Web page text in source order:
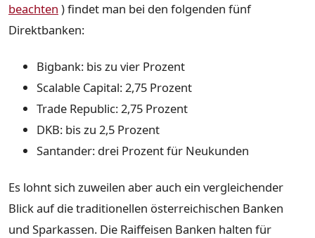
beachten ) findet man bei den folgenden fünf
Direktbanken:
Bigbank: bis zu vier Prozent
Scalable Capital: 2,75 Prozent
Trade Republic: 2,75 Prozent
DKB: bis zu 2,5 Prozent
Santander: drei Prozent für Neukunden
Es lohnt sich zuweilen aber auch ein vergleichender
Blick auf die traditionellen österreichischen Banken
und Sparkassen. Die Raiffeisen Banken halten für